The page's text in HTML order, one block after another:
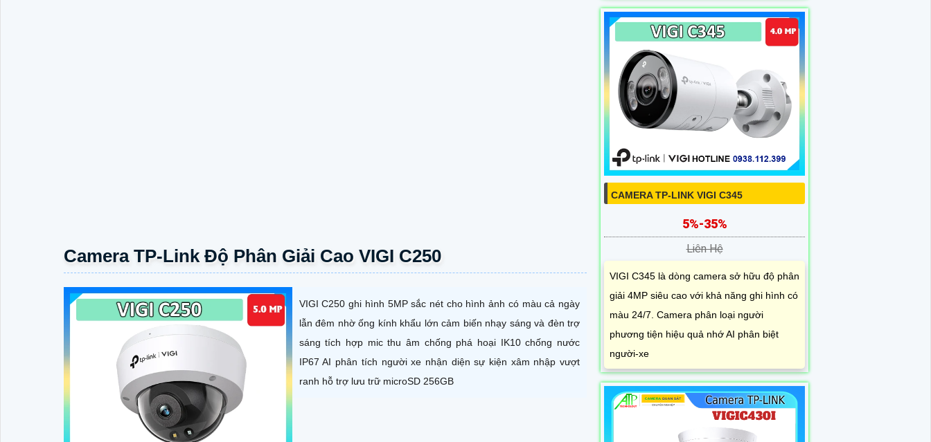
Camera TP-Link Độ Phân Giải Cao VIGI C250
VIGI C250 ghi hình 5MP sắc nét cho hình ảnh có màu cả ngày
lẫn đêm nhờ ống kính khẩu lớn cảm biến nhạy sáng và đèn trợ
sáng tích hợp mic thu âm chống phá hoại IK10 chống nước
IP67 AI phân tích người xe nhận diện sự kiện xâm nhập vượt
ranh hỗ trợ lưu trữ microSD 256GB
CAMERA TP-LINK VIGI C345
5%-35%
Liên Hệ
VIGI C345 là dòng camera sở hữu độ phân
giải 4MP siêu cao với khả năng ghi hình có
màu 24/7. Camera phân loại người
phương tiện hiệu quả nhớ AI phân biệt
người-xe